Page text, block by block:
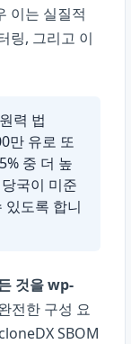
이는 실질적
링, 그리고 이
력 법
만 유로 또
중 더 높
국이 미준
있도록 합니
것을 wp-
전한 구성 요
SBOM